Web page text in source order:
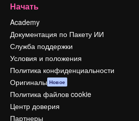
Начать
Academy
Документация по Пакету ИИ
Служба поддержки
Условия и положения
Политика конфиденциальности
Оригиналы Новое
Политика файлов cookie
Центр доверия
Партнеры